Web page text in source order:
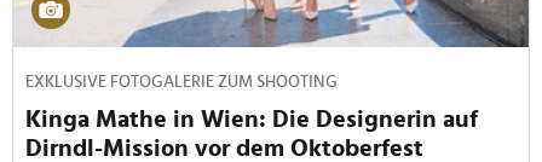
EXKLUSIVE FOTOGALERIE ZUM SHOOTING
Kinga Mathe in Wien: Die Designerin auf
Dirndl-Mission vor dem Oktoberfest